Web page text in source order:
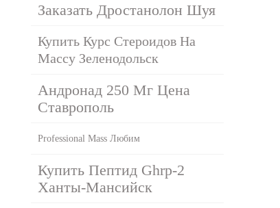
Заказать Дростанолон Шуя
Купить Курс Стероидов На
Массу Зеленодольск
Андронад 250 Мг Цена
Ставрополь
Professional Mass Любим
Купить Пептид Ghrp-2
Ханты-Мансийск